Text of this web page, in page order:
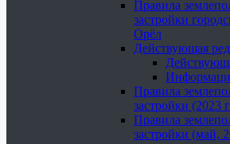
Правила
застройки
Орёл
Действующая
Правила
застройки (2023
Правила
застройки (май,